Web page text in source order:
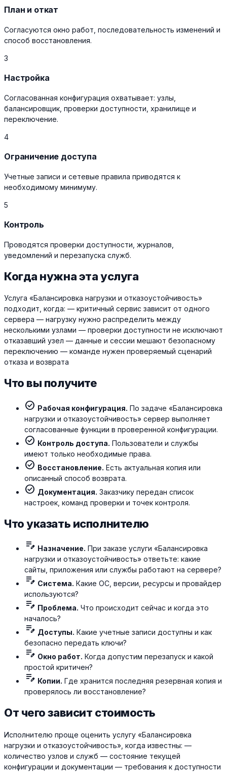
План и откат
Согласуются окно работ, последовательность изменений и
способ восстановления.
3
Настройка
Согласованная конфигурация охватывает: узлы,
балансировщик, проверки доступности, хранилище и
переключение.
4
Ограничение доступа
Учетные записи и сетевые правила приводятся к
необходимому минимуму.
5
Контроль
Проводятся проверки доступности, журналов,
уведомлений и перезапуска служб.
Когда нужна эта услуга
Услуга «Балансировка нагрузки и отказоустойчивость»
подходит, когда: — критичный сервис зависит от одного
сервера — нагрузку нужно распределить между
несколькими узлами — проверки доступности не исключают
отказавший узел — данные и сессии мешают безопасному
переключению — команде нужен проверяемый сценарий
отказа и возврата
Что вы получите
check_circle Рабочая конфигурация. По задаче «Балансировка
нагрузки и отказоустойчивость» сервер выполняет
согласованные функции в проверенной конфигурации.
check_circle Контроль доступа. Пользователи и службы
имеют только необходимые права.
check_circle Восстановление. Есть актуальная копия или
описанный способ возврата.
check_circle Документация. Заказчику передан список
настроек, команд проверки и точек контроля.
Что указать исполнителю
edit_note Назначение. При заказе услуги «Балансировка
нагрузки и отказоустойчивость» ответьте: какие
сайты, приложения или службы работают на сервере?
edit_note Система. Какие ОС, версии, ресурсы и провайдер
используются?
edit_note Проблема. Что происходит сейчас и когда это
началось?
edit_note Доступы. Какие учетные записи доступны и как
безопасно передать ключи?
edit_note Окно работ. Когда допустим перезапуск и какой
простой критичен?
edit_note Копии. Где хранится последняя резервная копия и
проверялось ли восстановление?
От чего зависит стоимость
Исполнителю проще оценить услугу «Балансировка
нагрузки и отказоустойчивость», когда известны: —
количество узлов и служб — состояние текущей
конфигурации и документации — требования к доступности